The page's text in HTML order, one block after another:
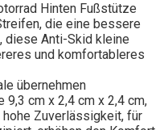
Hinten Fußstütze
die eine bessere
diese Anti-Skid kleine
und komfortableres
übernehmen
cm x 2,4 cm x 2,4 cm,
Zuverlässigkeit, für